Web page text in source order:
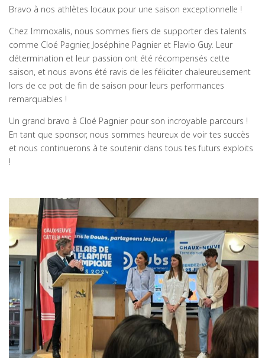
Bravo à nos athlètes locaux pour une saison exceptionnelle !
Chez Immoxalis, nous sommes fiers de supporter des talents
comme Cloé Pagnier, Joséphine Pagnier et Flavio Guy. Leur
détermination et leur passion ont été récompensés cette
saison, et nous avons été ravis de les féliciter chaleureusement
lors de ce pot de fin de saison pour leurs performances
remarquables !
Un grand bravo à Cloé Pagnier pour son incroyable parcours !
En tant que sponsor, nous sommes heureux de voir tes succès
et nous continuerons à te soutenir dans tous tes futurs exploits
!